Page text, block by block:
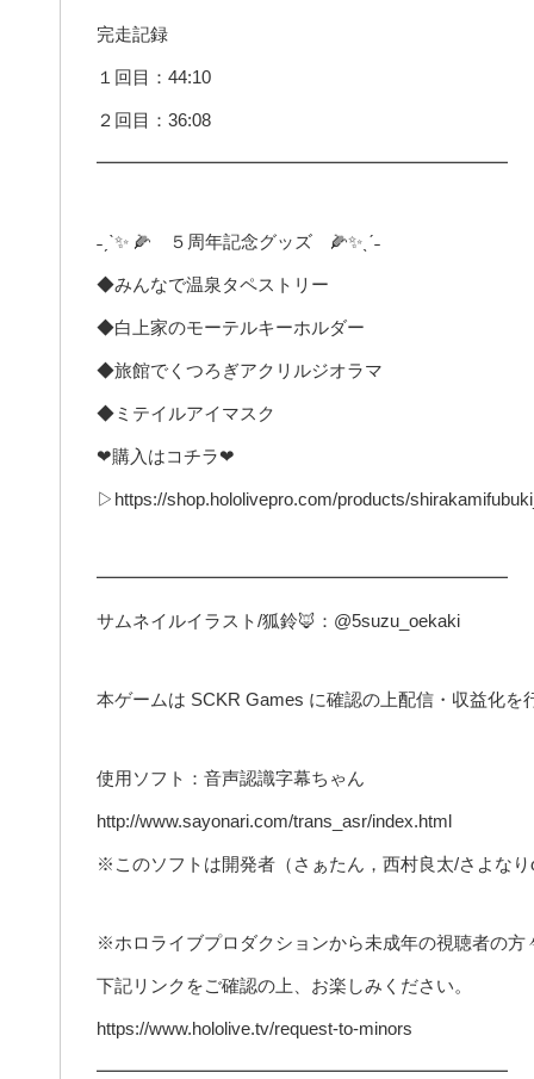
完走記録
１回目：44:10
２回目：36:08
━━━━━━━━━━━━━━━━━━━━━━━
˗ˏˋ✨ 🌽 ５周年記念グッズ 🌽✨ˎˊ˗
◆みんなで温泉タペストリー
◆白上家のモーテルキーホルダー
◆旅館でくつろぎアクリルジオラマ
◆ミテイルアイマスク
❤購入はコチラ❤
▷https://shop.hololivepro.com/products/
━━━━━━━━━━━━━━━━━━━━━━━
サムネイルイラスト/狐鈴🦊：@5suzu_oekaki
本ゲームは SCKR Games に確認の上配信・収益化を
使用ソフト：音声認識字幕ちゃん
http://www.sayonari.com/trans_asr/index.html
※このソフトは開発者（さぁたん，西村良太/さよな
※ホロライブプロダクションから未成年の視聴者の方
下記リンクをご確認の上、お楽しみください。
https://www.hololive.tv/request-to-minors
━━━━━━━━━━━━━━━━━━━━━━━